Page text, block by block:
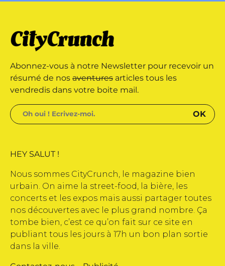
déposée • Tous droits
par Buena Onda Web •
Abonnez-vous à notre Newsletter pour recevoir un
résumé de nos aventures articles tous les
vendredis dans votre boite mail.
HEY SALUT !
Nous sommes CityCrunch, le magazine bien
urbain. On aime la street-food, la bière, les
concerts et les expos mais aussi partager toutes
nos découvertes avec le plus grand nombre. Ça
tombe bien, c’est ce qu’on fait sur ce site en
publiant tous les jours à 17h un bon plan sortie
dans la ville.